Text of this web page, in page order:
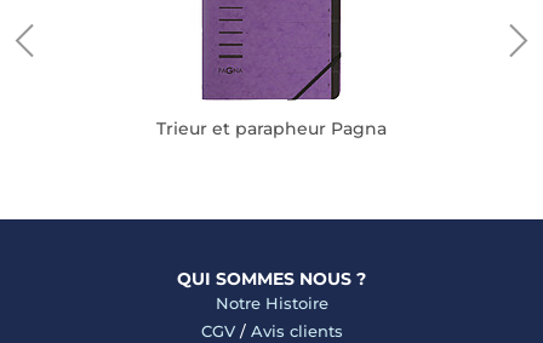
Trieur et parapheur Pagna
QUI SOMMES NOUS ?
Notre Histoire
CGV/ Avis clients